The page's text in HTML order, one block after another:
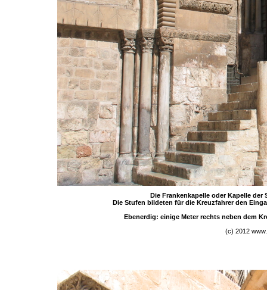
Die Frankenkapelle oder Kapelle
Die Stufen bildeten für die Kreuzfahrer den
Ebenerdig: einige Meter rechts neben dem
(c) 2012